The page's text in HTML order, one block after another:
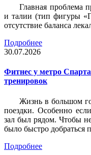
Главная проблема
и талии (тип фигуры
отсутствие баланса
Подробнее
30.07.2026
Фитнес у метро
тренировок
Жизнь в большом
поездки. Особенно
зал был рядом. Чтобы
было быстро добраться
Подробнее